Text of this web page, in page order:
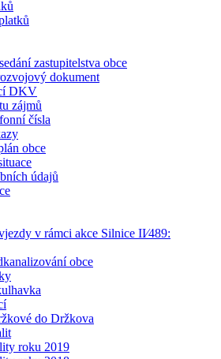
zastupitelstva obce
dokument
DKV
zájmů
čísla
obce
údajů
v rámci akce Silnice II⁄489:
obce
do Držkova
roku 2019